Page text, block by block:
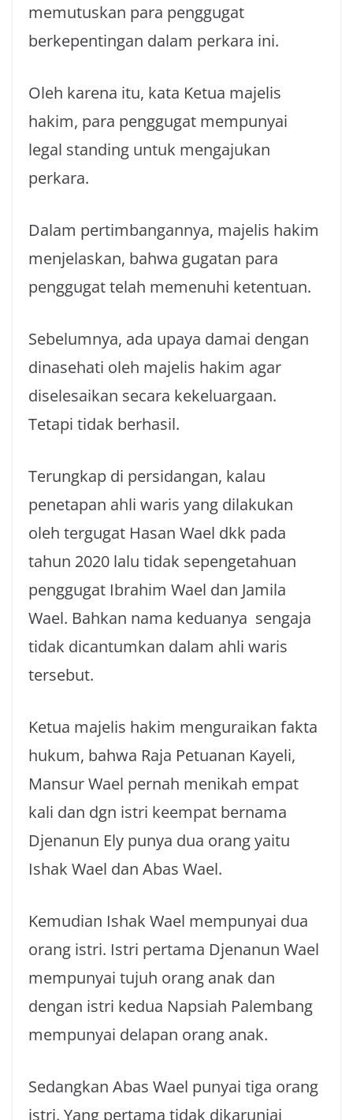
memutuskan para penggugat
berkepentingan dalam perkara ini.
Oleh karena itu, kata Ketua majelis
hakim, para penggugat mempunyai
legal standing untuk mengajukan
perkara.
Dalam pertimbangannya, majelis hakim
menjelaskan, bahwa gugatan para
penggugat telah memenuhi ketentuan.
Sebelumnya, ada upaya damai dengan
dinasehati oleh majelis hakim agar
diselesaikan secara kekeluargaan.
Tetapi tidak berhasil.
Terungkap di persidangan, kalau
penetapan ahli waris yang dilakukan
oleh tergugat Hasan Wael dkk pada
tahun 2020 lalu tidak sepengetahuan
penggugat Ibrahim Wael dan Jamila
Wael. Bahkan nama keduanya sengaja
tidak dicantumkan dalam ahli waris
tersebut.
Ketua majelis hakim menguraikan fakta
hukum, bahwa Raja Petuanan Kayeli,
Mansur Wael pernah menikah empat
kali dan dgn istri keempat bernama
Djenanun Ely punya dua orang yaitu
Ishak Wael dan Abas Wael.
Kemudian Ishak Wael mempunyai dua
orang istri. Istri pertama Djenanun Wael
mempunyai tujuh orang anak dan
dengan istri kedua Napsiah Palembang
mempunyai delapan orang anak.
Sedangkan Abas Wael punyai tiga orang
istri. Yang pertama tidak dikaruniai